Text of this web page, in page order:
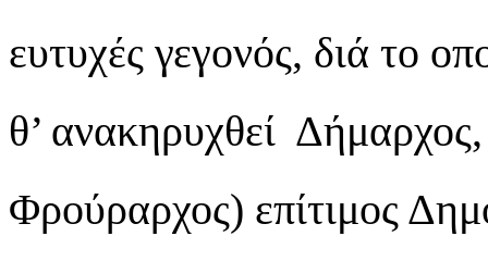
ευτυχές γεγονός, διά το
θ’ ανακηρυχθεί
Φρούραρχος) επίτιμος